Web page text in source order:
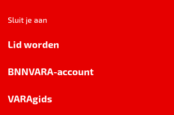
Sluit je aan
Lid worden
BNNVARA-account
VARAgids